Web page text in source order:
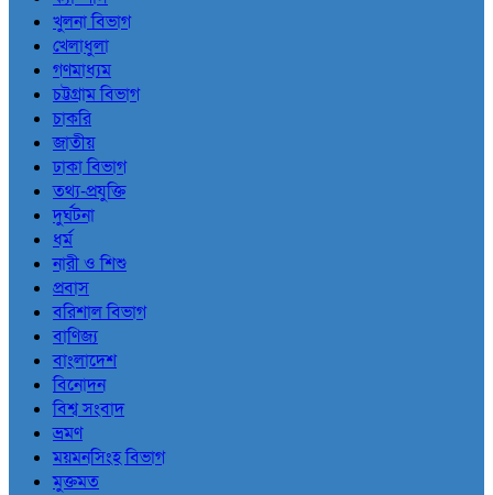
খুলনা বিভাগ
খেলাধুলা
গণমাধ্যম
চট্টগ্রাম বিভাগ
চাকরি
জাতীয়
ঢাকা বিভাগ
তথ্য-প্রযুক্তি
দুর্ঘটনা
ধর্ম
নারী ও শিশু
প্রবাস
বরিশাল বিভাগ
বাণিজ্য
বাংলাদেশ
বিনোদন
বিশ্ব সংবাদ
ভ্রমণ
ময়মনসিংহ বিভাগ
মুক্তমত